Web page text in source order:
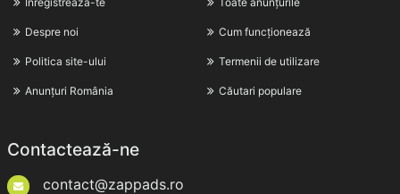
Despre noi
Politica site-ului
Anunțuri România
Cum funcționează
Termenii de utilizare
Căutari populare
Contactează-ne
contact@zappads.ro